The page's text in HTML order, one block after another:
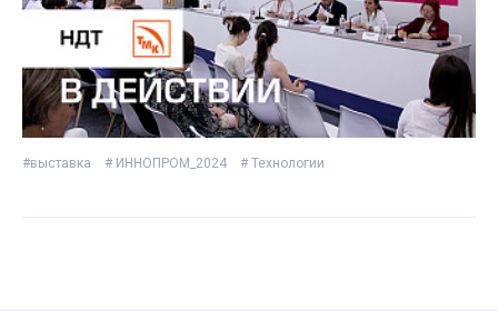
#выставка # ИННОПРОМ_2024 # Технологии